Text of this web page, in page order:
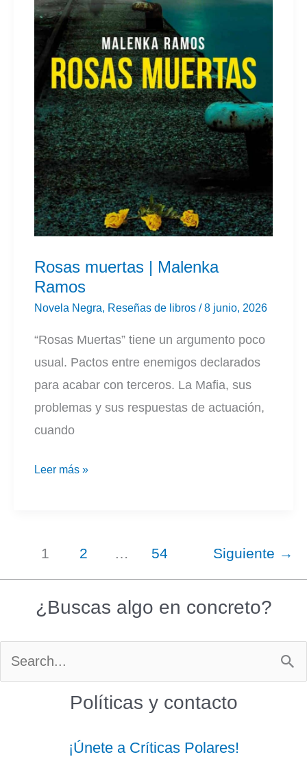
|
Roberto
Martínez
Guzmán
Rosas muertas | Malenka
Ramos
Novela Negra, Reseñas de libros /8 junio, 2026
“Rosas Muertas” tiene un argumento poco
usual. Pactos entre enemigos declarados
para acabar con terceros. La Mafia, sus
problemas y sus respuestas de actuación,
cuando
Rosas
Ramos
Leer más »
1 2 … 54 Siguiente →
¿Buscas algo en concreto?
Políticas y contacto
¡Únete a Críticas Polares!